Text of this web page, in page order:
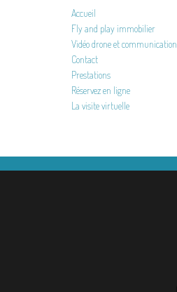
Accueil
Fly and play immobilier
Vidéo drone et communication
Contact
Prestations
Réservez en ligne
La visite virtuelle